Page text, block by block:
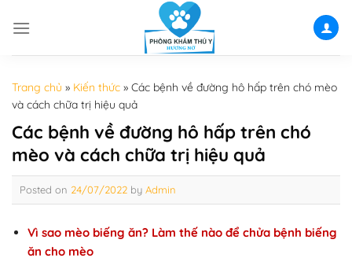
Trang chủ » Kiến thức » Các bệnh về đường hô hấp trên chó mèo
và cách chữa trị hiệu quả
Các bệnh về đường hô hấp trên chó
mèo và cách chữa trị hiệu quả
Posted on 24/07/2022 by Admin
Vì sao mèo biếng ăn? Làm thế nào để chửa bệnh biếng
ăn cho mèo